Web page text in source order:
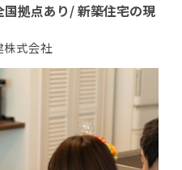
拠点あり/ 新築住宅の現
式会社